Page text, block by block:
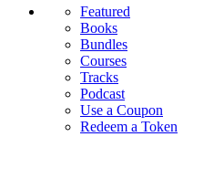
Featured
Books
Bundles
Courses
Tracks
Podcast
Use a Coupon
Redeem a Token